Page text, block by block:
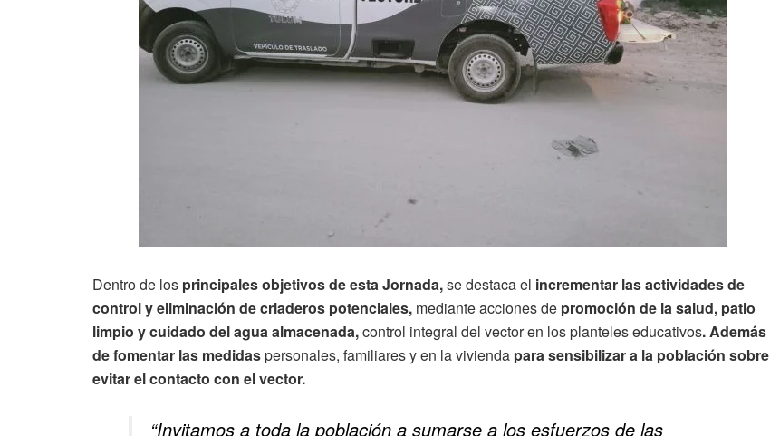
Dentro de los principales objetivos de esta Jornada,se destaca el incrementar las actividades de
control y eliminación de criaderos potenciales, mediante acciones de promoción de la salud, patio
limpio y cuidado del agua almacenada,control integral del vector en los planteles educativos. Además
de fomentar las medidaspersonales, familiares y en la vivienda para sensibilizar a la población sobre
evitar el contacto con el vector.
“Invitamos a toda la población a sumarse a los esfuerzos de las